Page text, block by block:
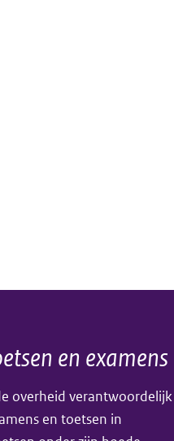
en examens
overheid verantwoordelijk
en toetsen in